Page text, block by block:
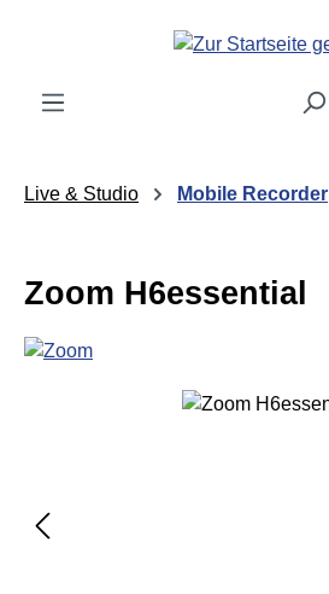
Zum Hauptinhalt springen
Live & Studio Mobile Recorder
Zoom H6essential
Bildergalerie überspringen